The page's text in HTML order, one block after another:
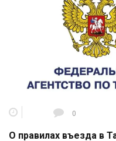
0
О правилах въезда в